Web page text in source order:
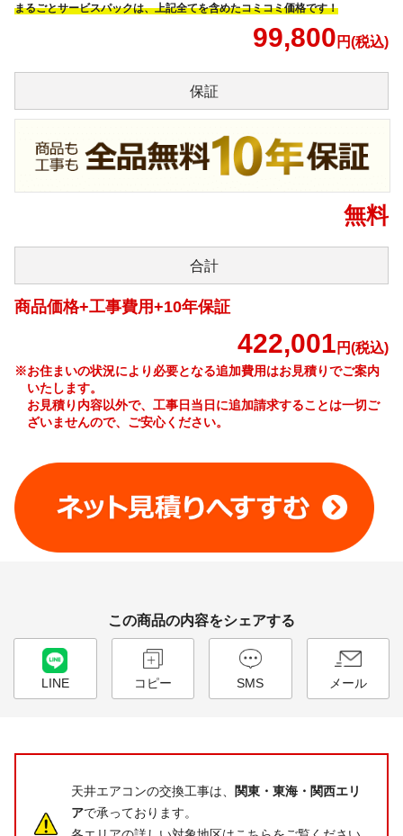
まるごとサービスパックは、上記全てを含めたコミコミ価格です！
99,800 円(税込)
保証
無料
合計
商品価格+工事費用+10年保証
422,001 円(税込)
※お住まいの状況により必要となる追加費用はお見積りでご案内
いたします。
お見積り内容以外で、工事日当日に追加請求することは一切ご
ざいませんので、ご安心ください。
この商品の内容をシェアする
LINE コピー SMS メール
天井エアコンの交換工事は、
関東・東海・関西エリ
アで承っております。